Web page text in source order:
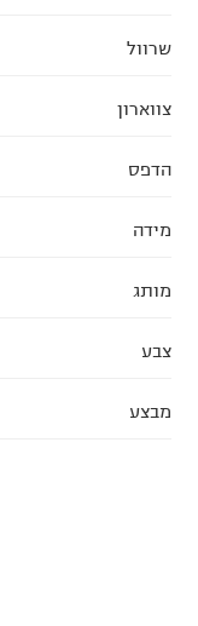
שרוול
צווארון
הדפס
מידה
מותג
צבע
מבצע